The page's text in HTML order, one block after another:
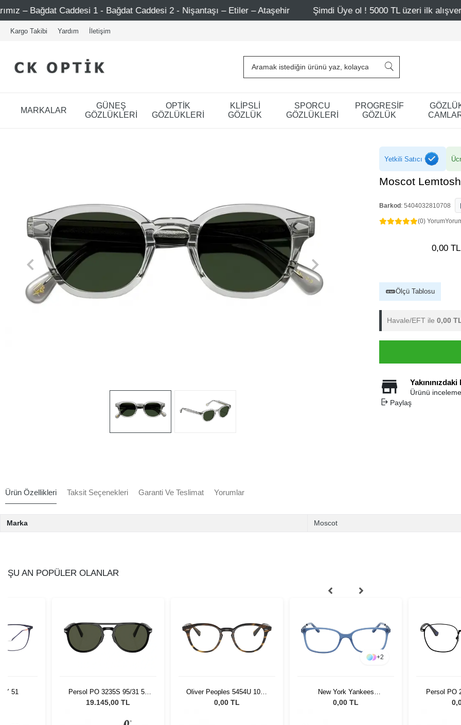
Caddesi 1 - Bağdat Caddesi 2 - Nişantaşı – Etiler – Ataşehir Şimdi Üye ol ! 5000 TL üzeri ilk alışverişinde 500
Kargo Takibi Yardım İletişim
MARKALAR
GÜNEŞ
GÖZLÜKLERİ
OPTİK
GÖZLÜKLERİ
KLİPSLİ
GÖZLÜK
SPORCU
GÖZLÜKLERİ
PROGRESİF
GÖZLÜK
Yetkili Satıcı
Moscot
Barkod : 5404032810708
(0) Yorum
0,00 TL
Ölçü Tablosu
Havale/EFT ile 0,00
Ürünü
Paylaş
Ürün Özellikleri Taksit Seçenekleri Garanti Ve Teslimat Yorumlar
Marka Moscot
ŞU AN POPÜLER OLANLAR
51
Persol PO 3235S 95/31 55
Unisex Güneş Gözlüğü
19.145,00 TL
Oliver Peoples 5454U 1003
48
0,00 TL
+2
New York Yankees
NYAM032 C07
0,00 TL
Persol PO